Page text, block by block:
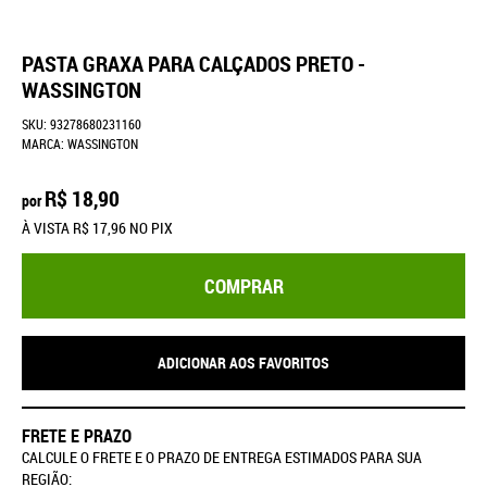
PASTA GRAXA PARA CALÇADOS PRETO -
WASSINGTON
SKU: 93278680231160
MARCA: WASSINGTON
por R$ 18,90
À VISTA R$ 17,96 NO PIX
COMPRAR
ADICIONAR AOS FAVORITOS
FRETE E PRAZO
CALCULE O FRETE E O PRAZO DE ENTREGA ESTIMADOS PARA SUA
REGIÃO: